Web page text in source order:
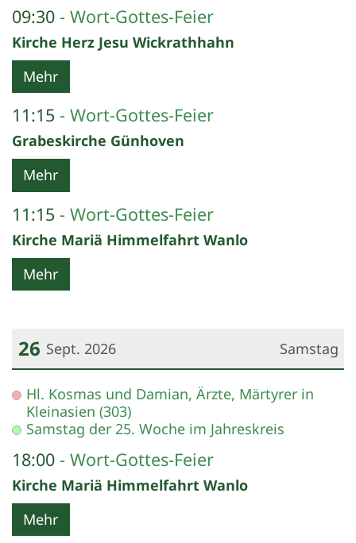
09:30 Wort-Gottes-Feier
Kirche Herz Jesu Wickrathhahn
Mehr
11:15 Wort-Gottes-Feier
Grabeskirche Günhoven
Mehr
11:15 Wort-Gottes-Feier
Kirche Mariä Himmelfahrt Wanlo
Mehr
Samstag
26 Sept. 2026
Datum: 26. September 2026
Hl. Kosmas und Damian, Ärzte, Märtyrer in
Kleinasien (303)
Samstag der 25. Woche im Jahreskreis
18:00 Wort-Gottes-Feier
Kirche Mariä Himmelfahrt Wanlo
Mehr